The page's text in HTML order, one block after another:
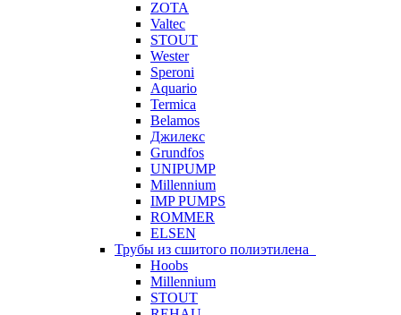
ZOTA
Valtec
STOUT
Wester
Speroni
Aquario
Termica
Belamos
Джилекс
Grundfos
UNIPUMP
Millennium
IMP PUMPS
ROMMER
ELSEN
Трубы из сшитого полиэтилена
Hoobs
Millennium
STOUT